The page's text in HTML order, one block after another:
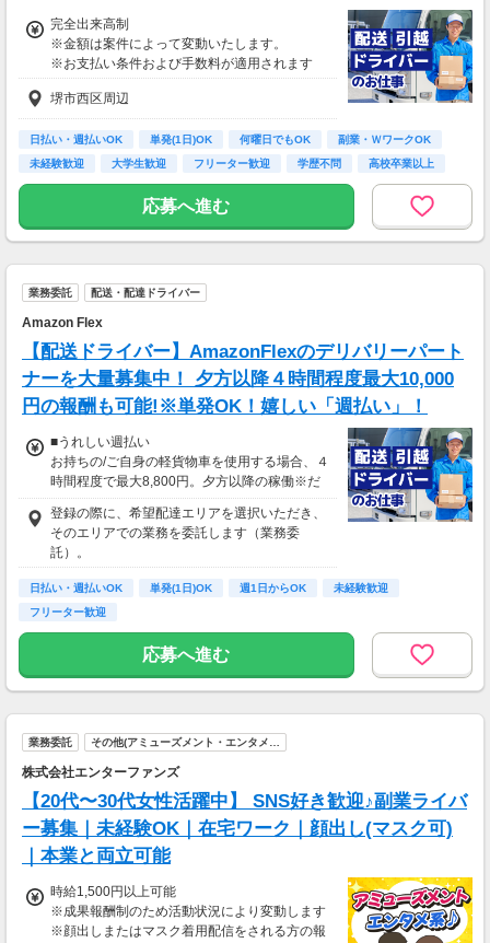
完全出来高制
※金額は案件によって変動いたします。
※お支払い条件および手数料が適用されます
堺市西区周辺
日払い・週払いOK 単発(1日)OK 何曜日でもOK
副業・ＷワークOK
未経験歓迎
大学生歓迎 フリーター歓迎 学歴不問 高校卒業以上
応募へ進む
業務委託 配送・配達ドライバー
Amazon Flex
【配送ドライバー】AmazonFlexのデリバリーパート
ナーを大量募集中！ 夕方以降４時間程度最大10,000
円の報酬も可能!※単発OK！嬉しい「週払い」！
■うれしい週払い
お持ちの/ご自身の軽貨物車を使用する場合、４
時間程度で最大8,800円。夕方以降の稼働※だ
と４時間程度で最10,000円の報酬が獲得可能！
給与ではなく、委託業務に応じた報酬をお支払
いする業務委託のお仕事です。うれしい週払
い。
を想定。地域により異なります。
払いますが、可能な場合は、より早く、週払い
で前週稼働分をお支払いします。
登録の際に、希望配達エリアを選択いただき、
そのエリアでの業務を委託します（業務委
登録の際に、希望配達エリアを選択いただき、
そのエリアでの業務を委託します（業務委
託）。
日払い・週払いOK 単発(1日)OK 週1日からOK
未経験歓迎
フリーター歓迎
応募へ進む
業務委託 その他(アミューズメント・エンタメ…
株式会社エンターファンズ
【20代〜30代女性活躍中】 SNS好き歓迎♪副業ライバ
ー募集｜未経験OK｜在宅ワーク｜顔出し(マスク可)
｜本業と両立可能
時給1,500円以上可能
※成果報酬制のため活動状況により変動します
※顔出しまたはマスク着用配信をされる方の報